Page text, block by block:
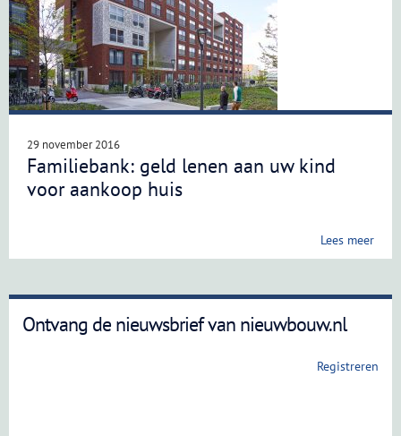
29 november 2016
Familiebank: geld lenen aan uw kind
voor aankoop huis
Lees meer
Ontvang de nieuwsbrief van nieuwbouw.nl
Registreren